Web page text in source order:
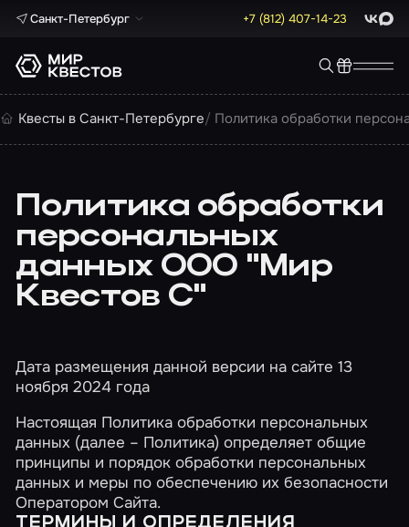
Санкт-Петербург +7 (812) 407-14-23 Max
Квесты в Санкт-Петербурге Политика обработки
Политика обработки
персональных
данных ООО "Мир
Квестов С"
Дата размещения данной версии на сайте 13
ноября 2024 года
Настоящая Политика обработки персональных
данных (далее – Политика) определяет общие
принципы и порядок обработки персональных
данных и меры по обеспечению их безопасности
Оператором Сайта.